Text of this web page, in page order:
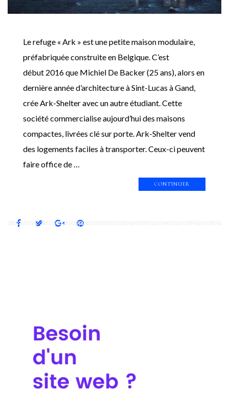
Le refuge « Ark » est une petite maison modulaire,
préfabriquée construite en Belgique. C’est
début 2016 que Michiel De Backer (25 ans), alors en
dernière année d’architecture à Sint-Lucas à Gand,
crée Ark-Shelter avec un autre étudiant. Cette
société commercialise aujourd’hui des maisons
compactes, livrées clé sur porte. Ark-Shelter vend
des logements faciles à transporter. Ceux-ci peuvent
faire office de …
CONTINUER